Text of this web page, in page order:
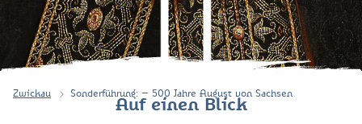
Zwickau Sonderführung: – 500 Jahre August von Sachsen
Auf einen Blick